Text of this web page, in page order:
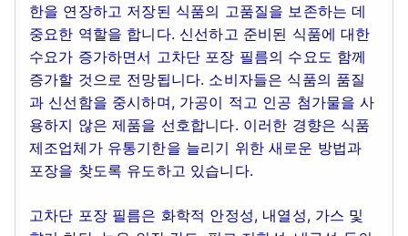
한을 연장하고 저장된 식품의 고품질을 보존하는 데
중요한 역할을 합니다. 신선하고 준비된 식품에 대한
수요가 증가하면서 고차단 포장 필름의 수요도 함께
증가할 것으로 전망됩니다. 소비자들은 식품의 품질
과 신선함을 중시하며, 가공이 적고 인공 첨가물을 사
용하지 않은 제품을 선호합니다. 이러한 경향은 식품
제조업체가 유통기한을 늘리기 위한 새로운 방법과
포장을 찾도록 유도하고 있습니다.
고차단 포장 필름은 화학적 안정성, 내열성, 가스 및